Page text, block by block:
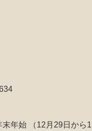
末年始
（12月29日から